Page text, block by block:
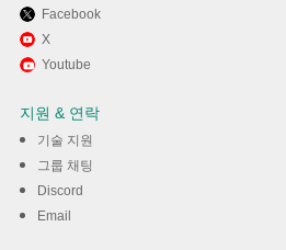
Memu Play에서
로트 - 7080 히트
Facebook
X
Youtube
지원 & 연락
기술 지원
그룹 채팅
Discord
Email